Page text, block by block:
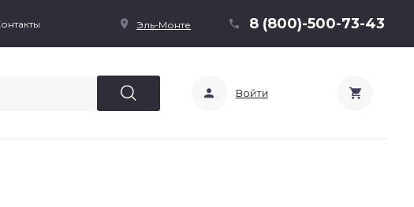
Эль-Монте 8 (800)-500-73-43
Войти